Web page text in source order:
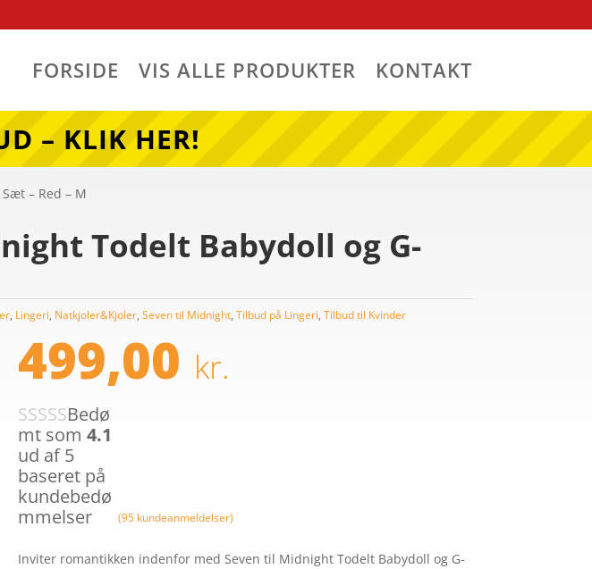
FORSIDE VIS ALLE PRODUKTER KONTAKT
– KLIK HER!
– Red – M
Todelt Babydoll og G-
, Lingeri, Natkjoler&Kjoler,Seven til Midnight,Tilbud på Lingeri,Tilbud til Kvinder
499,00 kr.
Bedø
mt som 4.1
ud af 5
baseret på
kundebedø
mmelser
(95kundeanmeldelser)
Inviter romantikken indenfor med Seven til Midnight Todelt Babydoll og G-